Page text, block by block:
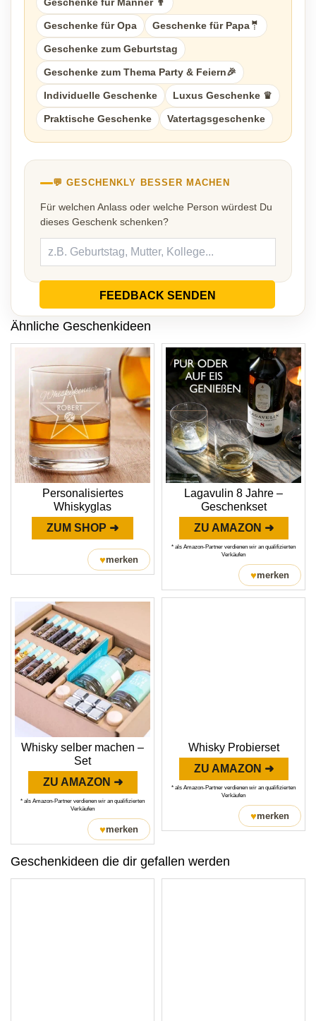
Geschenke für Opa Geschenke für Papa🤵
Geschenke zum Geburtstag
Geschenke zum Thema Party & Feiern🎉
Individuelle Geschenke Luxus Geschenke ♛
Praktische Geschenke Vatertagsgeschenke
💬 GESCHENKLY BESSER MACHEN
Für welchen Anlass oder welche Person würdest Du
dieses Geschenk schenken?
FEEDBACK SENDEN
Ähnliche Geschenkideen
Personalisiertes
Whiskyglas
ZUM SHOP ➜
♥merken
Lagavulin 8 Jahre –
Geschenkset
ZU AMAZON ➜
* als Amazon-Partner verdienen wir an qualifizierten
Verkäufen
♥merken
Whisky selber machen –
Set
ZU AMAZON ➜
* als Amazon-Partner verdienen wir an qualifizierten
Verkäufen
♥merken
Whisky Probierset
ZU AMAZON ➜
* als Amazon-Partner verdienen wir an qualifizierten
Verkäufen
♥merken
Geschenkideen die dir gefallen werden